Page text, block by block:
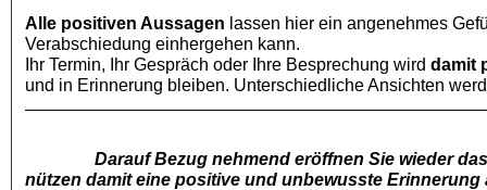
Alle positiven Aussagen lassen hier ein angenehmes
Verabschiedung einhergehen kann.
Ihr Termin, Ihr Gespräch oder Ihre Besprechung wird damit
und in Erinnerung bleiben. Unterschiedliche Ansichten
Darauf Bezug nehmend eröffnen Sie wieder das
nützen damit eine positive und unbewusste Erinnerung